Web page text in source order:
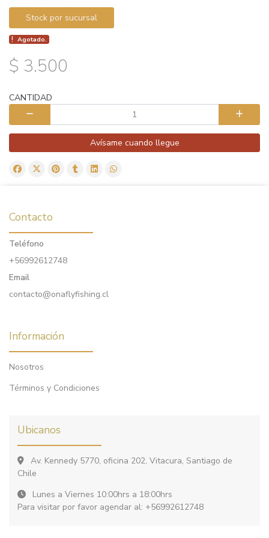
Stock por sucursal
Agotado.
$ 3.500
CANTIDAD
Avísame cuando llegue
Contacto
Teléfono
+56992612748
Email
contacto@onaflyfishing.cl
Información
Nosotros
Términos y Condiciones
Ubicanos
Av. Kennedy 5770, oficina 202, Vitacura, Santiago de
Chile
Lunes a Viernes 10:00hrs a 18:00hrs
Para visitar por favor agendar al: +56992612748